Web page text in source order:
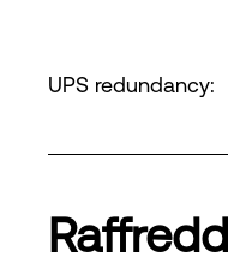
UPS redundancy: